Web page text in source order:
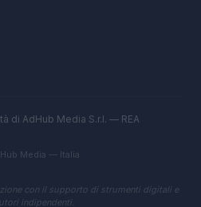
di AdHub Media S.r.l. — REA
Media — Italia
con il supporto di strumenti digitali e
indipendenti.